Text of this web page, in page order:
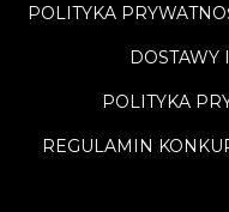
POLITYKA
DOSTAWY
POLITYKA
REGULAMIN